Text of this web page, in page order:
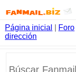
Página inicial Foro
dirección